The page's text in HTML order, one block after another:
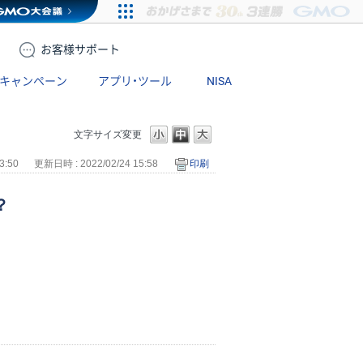
お客様サポート
キャンペーン アプリ・ツール NISA
文字サイズ変更
更新日時 : 2022/02/24 15:58 印刷